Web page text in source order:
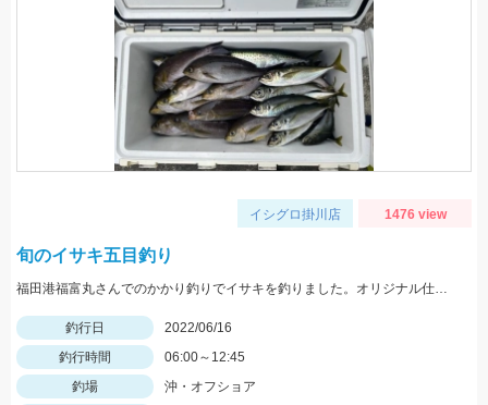
イシグロ掛川店 1476 view
旬のイサキ五目釣り
福田港福富丸さんでのかかり釣りでイサキを釣りました。オリジナル仕掛のケイムラ針が絶好調でした！
釣行日
2022/06/16
釣行時間
06:00～12:45
釣場
沖・オフショア